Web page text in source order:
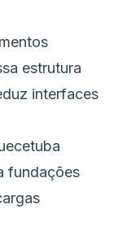
estrutura
interfaces
fundações